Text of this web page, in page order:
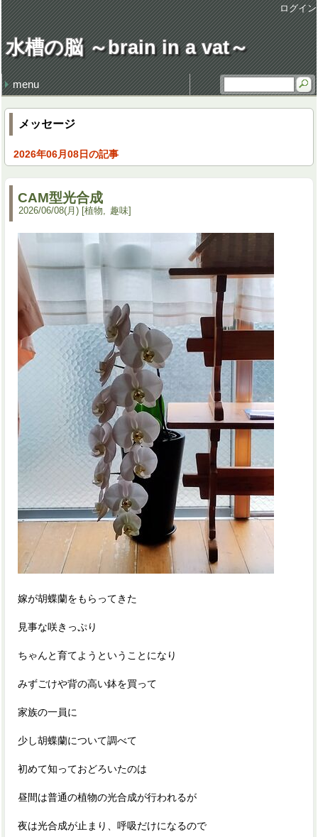
ログイン
水槽の脳 ～brain in a vat～
menu
最近の記事
損得勘定
地獄の行軍
earworm
休日飲み
3代目クラウン
最近のコメント
謹賀新年 system admin
タグ健康・病気 (106)
仕事 (35)
職場 (21)
意見 (9)
食 (59)
時事 (37)
交通 (14)
地域 (62)
映画 (23)
音楽 (35)
趣味 (36)
書籍 (4)
宇宙 (8)
家族 (45)
文化 (69)
その他 (20)
デザイン (8)
流行 (7)
住 (6)
レトロ (27)
技術 (22)
言葉 (9)
季節 (19)
行事 (20)
生活 (39)
天気・気象 (12)
酒 (14)
精神 (46)
自然 (8)
モノ・道具 (8)
歴史 (15)
政治 (4)
旅行 (31)
文学 (1)
植物 (3)
スポーツ (6)
思い出 (2)
メッセージ
2026年06月08日の記事
CAM型光合成
2026/06/08(月) 植物 趣味
嫁が胡蝶蘭をもらってきた
見事な咲きっぷり
ちゃんと育てようということになり
みずごけや背の高い鉢を買って
家族の一員に
少し胡蝶蘭について調べて
初めて知っておどろいたのは
昼間は普通の植物の光合成が行われるが
夜は光合成が止まり、呼吸だけになるので